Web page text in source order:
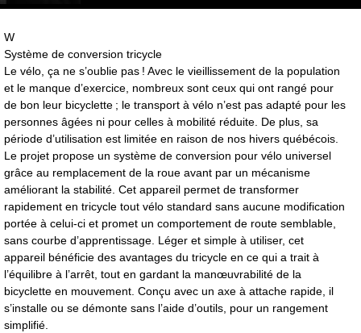
W
Système de conversion tricycle
Le vélo, ça ne s’oublie pas ! Avec le vieillissement de la population
et le manque d’exercice, nombreux sont ceux qui ont rangé pour
de bon leur bicyclette ; le transport à vélo n’est pas adapté pour les
personnes âgées ni pour celles à mobilité réduite. De plus, sa
période d’utilisation est limitée en raison de nos hivers québécois.
Le projet propose un système de conversion pour vélo universel
grâce au remplacement de la roue avant par un mécanisme
améliorant la stabilité. Cet appareil permet de transformer
rapidement en tricycle tout vélo standard sans aucune modification
portée à celui-ci et promet un comportement de route semblable,
sans courbe d’apprentissage. Léger et simple à utiliser, cet
appareil bénéficie des avantages du tricycle en ce qui a trait à
l’équilibre à l’arrêt, tout en gardant la manœuvrabilité de la
bicyclette en mouvement. Conçu avec un axe à attache rapide, il
s’installe ou se démonte sans l’aide d’outils, pour un rangement
simplifié.